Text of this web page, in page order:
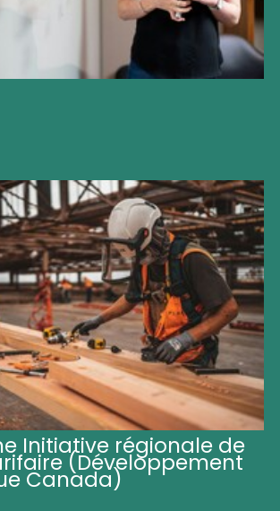
Initiative régionale de
(Développement
Canada)